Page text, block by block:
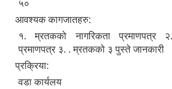
५०
आवश्यक कागजातहरु:
१. म्रतकको नागरिकता प्रमाणपत्र
प्रमाणपत्र ३. . म्रतकको ३ पुस्ते जानकारी
प्रक्रिया:
वडा कार्यलय